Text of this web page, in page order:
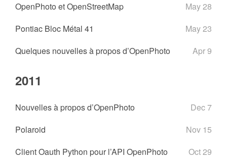
OpenPhoto et OpenStreetMap
May 28
Pontiac Bloc Métal 41
May 23
Quelques nouvelles à propos d’OpenPhoto
Apr 9
2011
Nouvelles à propos d’OpenPhoto
Dec 7
Polaroid
Nov 15
Client Oauth Python pour l’API OpenPhoto
Oct 29